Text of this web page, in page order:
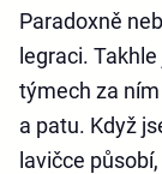
Paradoxně
legraci.
týmech za
a patu. Když
lavičce